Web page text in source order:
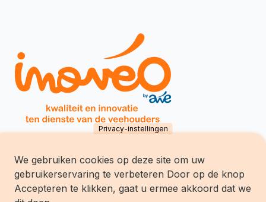
Inovéo SCES
chemin du Tersoit 32
B-5590 Ciney
Tél.: +32 (0)83/68.70.70
Privacy-instellingen
We gebruiken cookies op deze site om uw
gebruikerservaring te verbeteren Door op de knop
Accepteren te klikken, gaat u ermee akkoord dat we